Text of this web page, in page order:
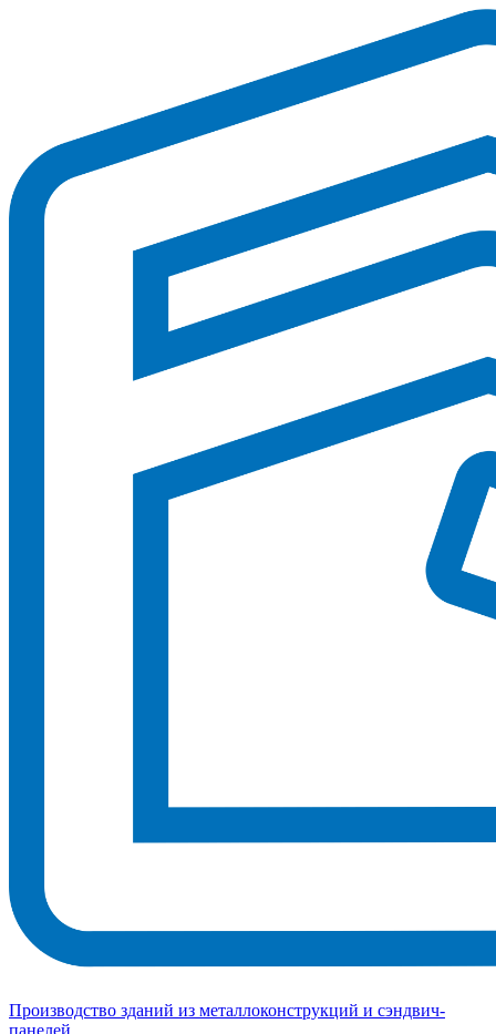
Производство зданий из металлоконструкций и сэндвич-
панелей